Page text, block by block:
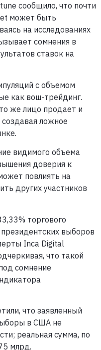
сообщило, что почти
может быть
на исследованиях
сомнения в
ставок на
с объемом
как вош-трейдинг.
же лицо продает и
ложное
видимого объема
доверия к
повлиять на
других участников
торгового
выборов
Inca Digital
что такой
сомнение
что заявленный
в США не
реальная сумма, по
млрд.